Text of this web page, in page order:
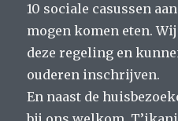
10 sociale casussen
mogen komen eten.
deze regeling en
ouderen inschrijven.
En naast de